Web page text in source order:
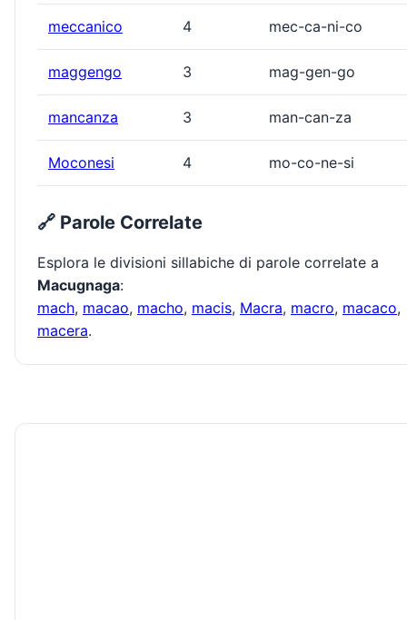
meccanico 4 mec-ca-ni-co
maggengo 3 mag-gen-go
mancanza 3 man-can-za
Moconesi 4 mo-co-ne-si
🔗 Parole Correlate
Esplora le divisioni sillabiche di parole correlate a
Macugnaga:
mach, macao, macho, macis, Macra, macro, macaco,
macera.